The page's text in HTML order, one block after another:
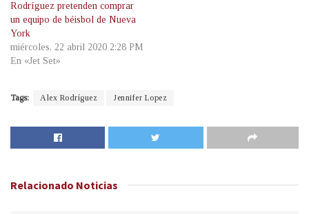
Rodríguez pretenden comprar
un equipo de béisbol de Nueva
York
miércoles, 22 abril 2020 2:28 PM
En «Jet Set»
Tags: Alex Rodríguez Jennifer Lopez
Relacionado Noticias